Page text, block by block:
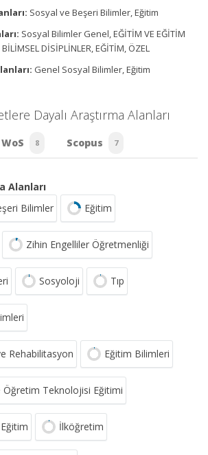
Sosyal ve Beşeri Bilimler, Eğitim
Sosyal Bilimler Genel, EĞİTİM VE EĞİTİM
DİSİPLİNLER, EĞİTİM, ÖZEL
Genel Sosyal Bilimler, Eğitim
Dayalı Araştırma Alanları
WoS 8 Scopus 7
Alanları
Bilimler
Eğitim
Zihin Engelliler Öğretmenliği
Sosyoloji Tıp
Rehabilitasyon Eğitim Bilimleri
Öğretim Teknolojisi Eğitimi
İlköğretim